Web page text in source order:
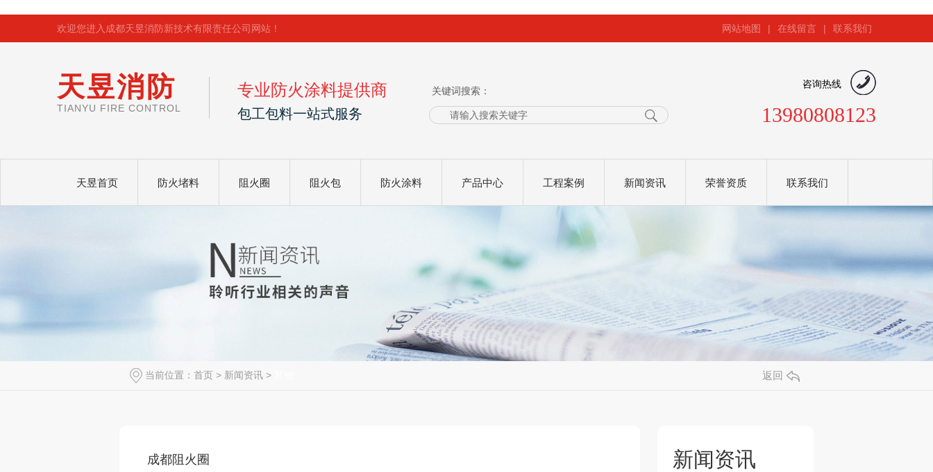
欢迎您进入成都天昱消防新技术有限责任公司网站！ 网站地图 | 在线留言 | 联系我们
天昱消防
TIANYU FIRE CONTROL
专业防火涂料提供商
包工包料一站式服务
关键词搜索：
咨询热线
13980808123
天昱首页 防火堵料 阻火圈 阻火包 防火涂料 产品中心 工程案例 新闻资讯 荣誉资质 联系我们
当前位置： 首页 > 新闻资讯 > 返回
成都阻火圈 新闻资讯